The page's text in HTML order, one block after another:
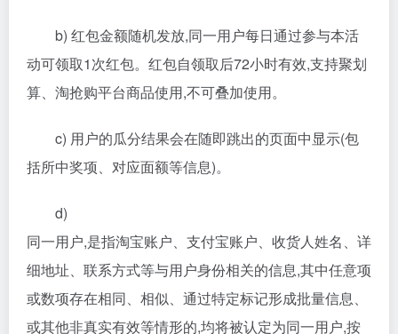
b) 红包金额随机发放,同一用户每日通过参与本活
动可领取1次红包。红包自领取后72小时有效,支持聚划
算、淘抢购平台商品使用,不可叠加使用。
c) 用户的瓜分结果会在随即跳出的页面中显示(包
括所中奖项、对应面额等信息)。
d)
同一用户,是指淘宝账户、支付宝账户、收货人姓名、详
细地址、联系方式等与用户身份相关的信息,其中任意项
或数项存在相同、相似、通过特定标记形成批量信息、
或其他非真实有效等情形的,均将被认定为同一用户,按